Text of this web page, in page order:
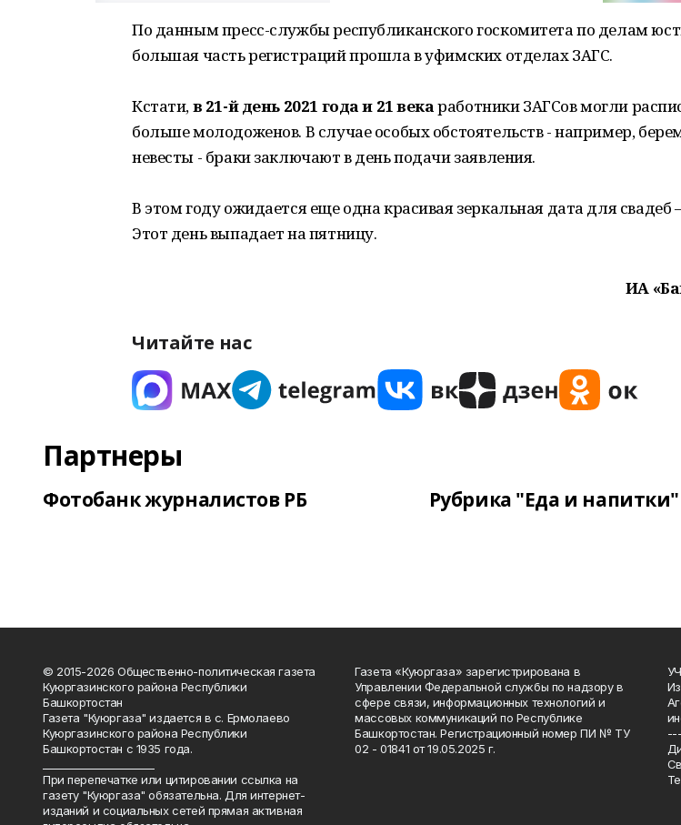
По данным пресс-службы республиканского госкомитета по делам
большая часть регистраций прошла в уфимских отделах ЗАГС.
Кстати,в 21-й день 2021 года и 21 векаработники ЗАГСов могли
больше молодоженов. В случае особых обстоятельств - например,
невесты - браки заключают в день подачи заявления.
В этом году ожидается еще одна красивая зеркальная дата для свадеб
Этот день выпадает на пятницу.
ИА
Читайте нас
Партнеры
Фотобанк журналистов РБ Рубрика "Еда и напитки"
© 2015-2026 Общественно-политическая газета
Куюргазинского района Республики
Башкортостан
Газета "Куюргаза" издается в с. Ермолаево
Куюргазинского района Республики
Башкортостан с 1935 года.
При перепечатке или цитировании ссылка на
газету "Куюргаза" обязательна. Для интернет-
изданий и социальных сетей прямая активная
Газета «Куюргаза» зарегистрирована в
Управлении Федеральной службы по надзору в
сфере связи, информационных технологий и
массовых коммуникаций по Республике
Башкортостан. Регистрационный номер ПИ № ТУ
02 - 01841 от 19.05.2025 г.